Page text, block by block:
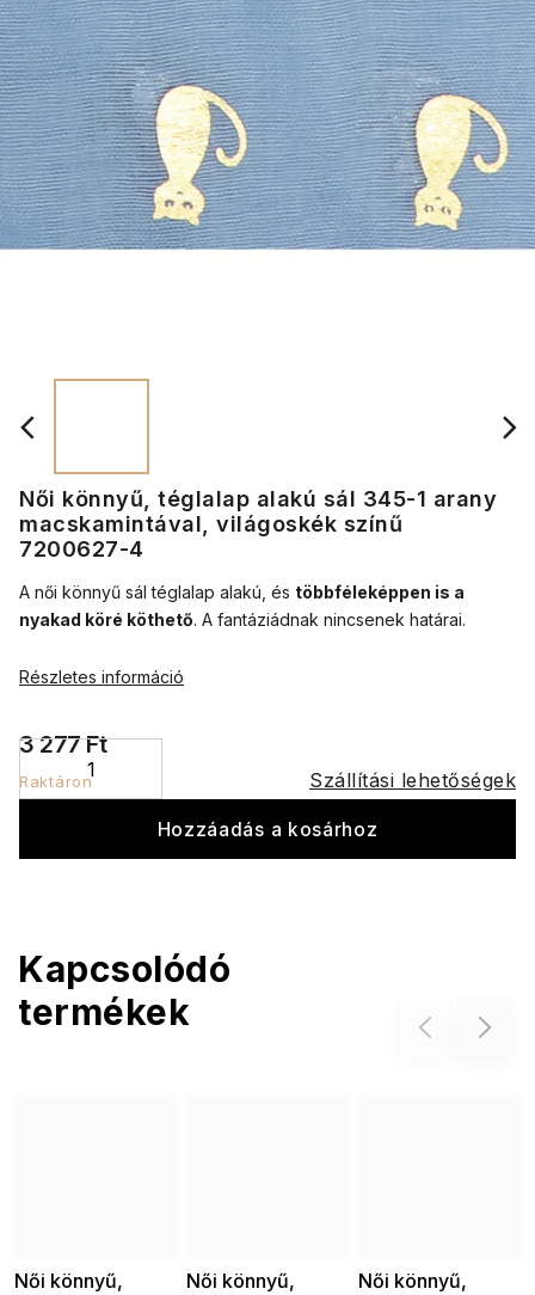
Női könnyű, téglalap alakú sál 345-1 arany
macskamintával, világoskék színű
7200627-4
3 277 Ft
Raktáron Szállítási lehetőségek
Hozzáadás a kosárhoz
A női könnyű sál téglalap alakú, és többféleképpen is a
nyakad köré köthető. A fantáziádnak nincsenek határai.
Részletes információ
Kapcsolódó
termékek
Previous
Női könnyű, Női könnyű, Női könnyű,
Next